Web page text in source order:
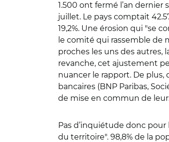
1.500 ont fermé l’an
juillet. Le pays comptait
19,2%. Une érosion qui "se
le comité qui rassemble de
proches les uns des autres,
revanche, cet ajustement
nuancer le rapport. De plus,
bancaires (BNP Paribas,
de mise en commun de
Pas d’inquiétude donc
du territoire". 98,8% de la